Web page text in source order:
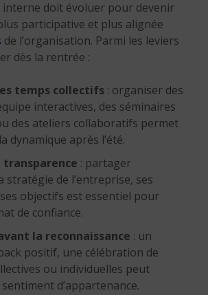
interne doit évoluer pour devenir
participative et plus alignée
de l’organisation. Parmi les leviers
dès la rentrée :
temps collectifs : organiser des
interactives, des séminaires
des ateliers collaboratifs permet
dynamique après l’été.
transparence : partager
stratégie de l’entreprise, ses
objectifs est essentiel pour
de confiance.
la reconnaissance : un
positif, une célébration de
ou individuelles peut
d’appartenance.